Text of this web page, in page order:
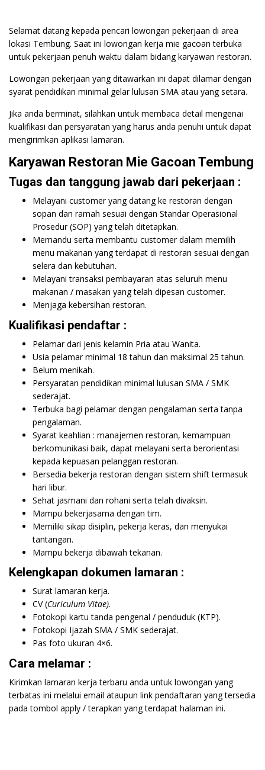
Selamat datang kepada pencari lowongan pekerjaan di area
lokasi Tembung. Saat ini lowongan kerja mie gacoan terbuka
untuk pekerjaan penuh waktu dalam bidang karyawan restoran.
Lowongan pekerjaan yang ditawarkan ini dapat dilamar dengan
syarat pendidikan minimal gelar lulusan SMA atau yang setara.
Jika anda berminat, silahkan untuk membaca detail mengenai
kualifikasi dan persyaratan yang harus anda penuhi untuk dapat
mengirimkan aplikasi lamaran.
Karyawan Restoran Mie Gacoan Tembung
Tugas dan tanggung jawab dari pekerjaan :
Melayani customer yang datang ke restoran dengan
sopan dan ramah sesuai dengan Standar Operasional
Prosedur (SOP) yang telah ditetapkan.
Memandu serta membantu customer dalam memilih
menu makanan yang terdapat di restoran sesuai dengan
selera dan kebutuhan.
Melayani transaksi pembayaran atas seluruh menu
makanan / masakan yang telah dipesan customer.
Menjaga kebersihan restoran.
Kualifikasi pendaftar :
Pelamar dari jenis kelamin Pria atau Wanita.
Usia pelamar minimal 18 tahun dan maksimal 25 tahun.
Belum menikah.
Persyaratan pendidikan minimal lulusan SMA / SMK
sederajat.
Terbuka bagi pelamar dengan pengalaman serta tanpa
pengalaman.
Syarat keahlian : manajemen restoran, kemampuan
berkomunikasi baik, dapat melayani serta berorientasi
kepada kepuasan pelanggan restoran.
Bersedia bekerja restoran dengan sistem shift termasuk
hari libur.
Sehat jasmani dan rohani serta telah divaksin.
Mampu bekerjasama dengan tim.
Memiliki sikap disiplin, pekerja keras, dan menyukai
tantangan.
Mampu bekerja dibawah tekanan.
Kelengkapan dokumen lamaran :
Surat lamaran kerja.
CV (Curiculum Vitae).
Fotokopi kartu tanda pengenal / penduduk (KTP).
Fotokopi Ijazah SMA / SMK sederajat.
Pas foto ukuran 4×6.
Cara melamar :
Kirimkan lamaran kerja terbaru anda untuk lowongan yang
terbatas ini melalui email ataupun link pendaftaran yang tersedia
pada tombol apply / terapkan yang terdapat halaman ini.